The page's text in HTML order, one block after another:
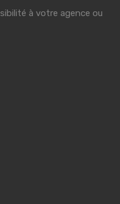
à votre agence ou